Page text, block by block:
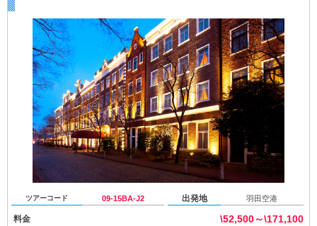
ツアーコード 09-15BA-J2 出発地 羽田空港
料金 \52,500～\171,100